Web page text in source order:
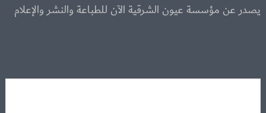
يصدر عن مؤسسة عيون الشرقية الآن للطباعة والنشر والإعلام